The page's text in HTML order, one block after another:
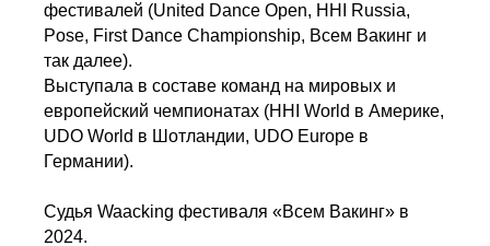
фестивалей (United Dance Open, HHI Russia,
Pose, First Dance Championship, Всем Вакинг и
так далее).
Выступала в составе команд на мировых и
европейский чемпионатах (HHI World в Америке,
UDO World в Шотландии, UDO Europe в
Германии).
Судья Waacking фестиваля «Всем Вакинг» в
2024.